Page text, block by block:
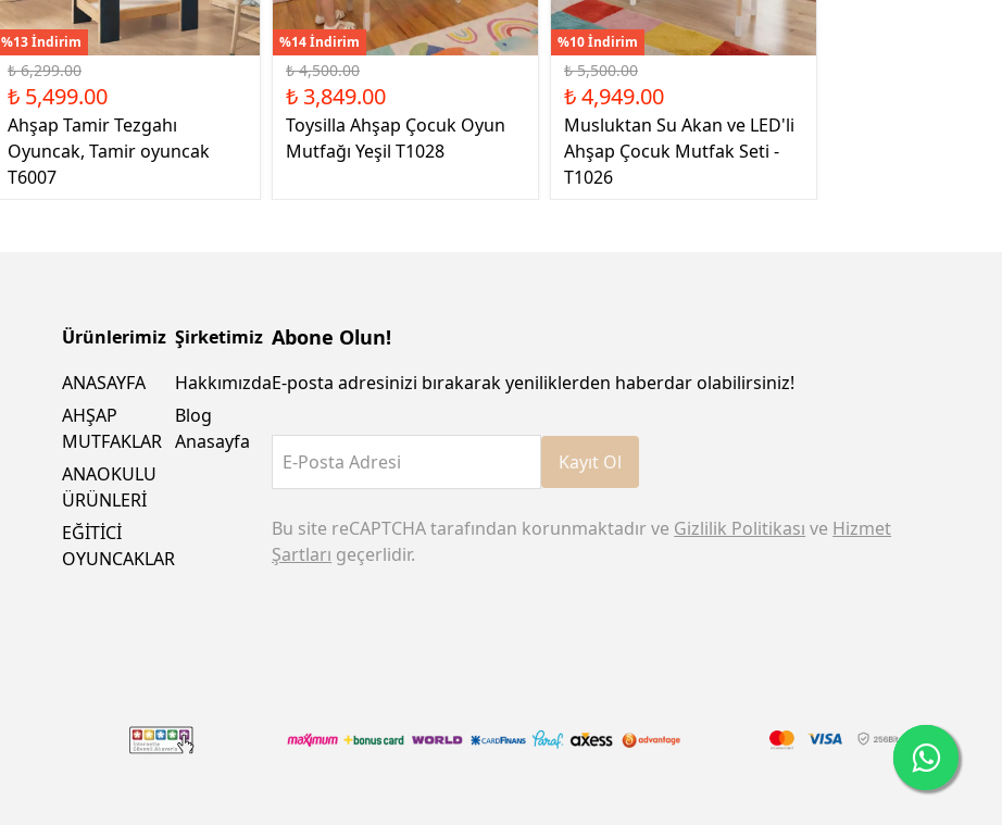
%13 İndirim
₺ 6,299.00
₺ 5,499.00
Ahşap Tamir Tezgahı
Oyuncak, Tamir oyuncak
T6007
%14 İndirim
₺ 4,500.00
₺ 3,849.00
Toysilla Ahşap Çocuk Oyun
Mutfağı Yeşil T1028
%10 İndirim
₺ 5,500.00
₺ 4,949.00
Musluktan Su Akan ve LED'li
Ahşap Çocuk Mutfak Seti -
T1026
Ürünlerimiz
ANASAYFA
AHŞAP
MUTFAKLAR
ANAOKULU
ÜRÜNLERİ
EĞİTİCİ
OYUNCAKLAR
Şirketimiz
Hakkımızda
Blog
Anasayfa
Abone Olun!
E-posta adresinizi bırakarak yeniliklerden haberdar olabilirsiniz!
E-Posta Adresi Kayıt Ol
Bu site reCAPTCHA tarafından korunmaktadır ve Gizlilik Politikası ve Hizmet
Şartları geçerlidir.